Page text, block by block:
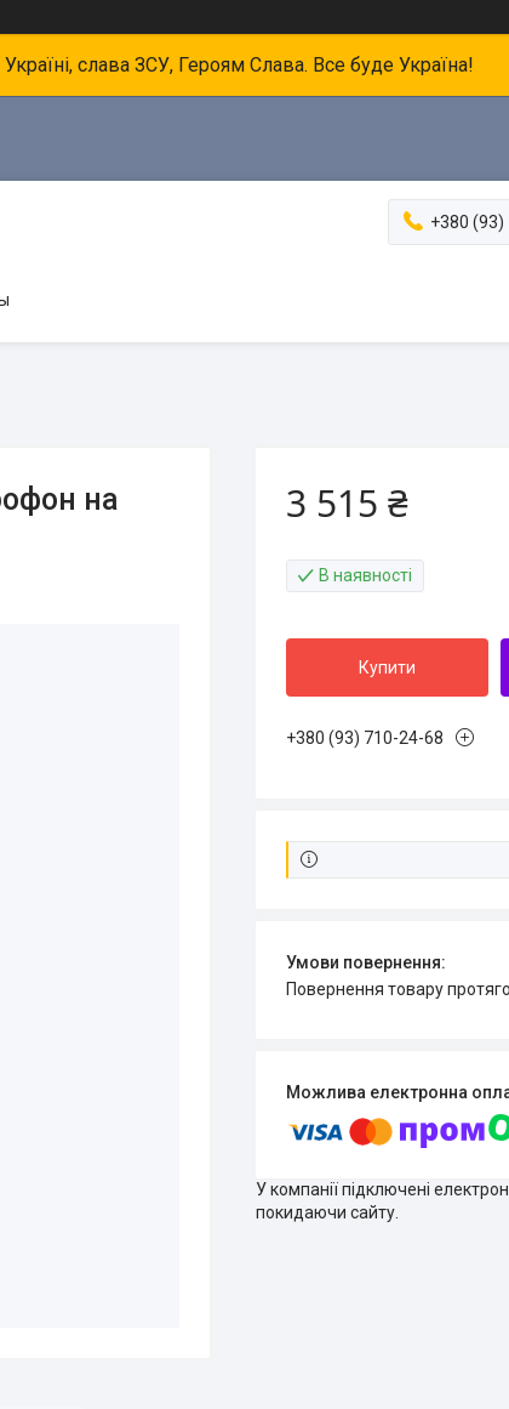
слава ЗСУ, Героям Слава. Все буде Україна!
+380
на
3 515 ₴
В наявності
Купити
+380 (93) 710-24-68
повернення товару
У компанії підключені
покидаючи сайту.